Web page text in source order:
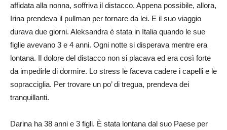
affidata alla nonna, soffriva il distacco. Appena possibile, allora,
Irina prendeva il pullman per tornare da lei. E il suo viaggio
durava due giorni. Aleksandra è stata in Italia quando le sue
figlie avevano 3 e 4 anni. Ogni notte si disperava mentre era
lontana. Il dolore del distacco non si placava ed era così forte
da impedirle di dormire. Lo stress le faceva cadere i capelli e le
sopracciglia. Per trovare un po’ di tregua, prendeva dei
tranquillanti.
Darina ha 38 anni e 3 figli. È stata lontana dal suo Paese per